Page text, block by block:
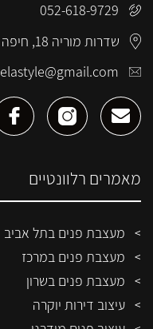
מאמרים רלוונטיים
מעצבת פנים בתל אביב
מעצבת פנים במרכז
מעצבת פנים בשרון
עיצוב דירות יוקרה
052-618-9729
שדרות מוריה 18, חיפה
elastyle@gmail.com